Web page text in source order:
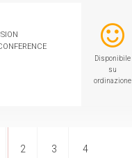
Disponibile
su
ordinazione
2 3 4